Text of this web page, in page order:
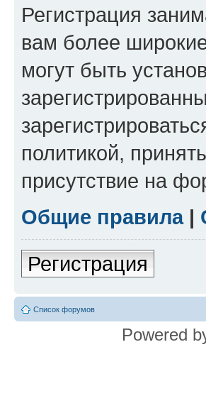
Регистрация
вам более
могут быть
политикой,
присутствие на
Общие правила|
Регистрация
Список форумов
Powered